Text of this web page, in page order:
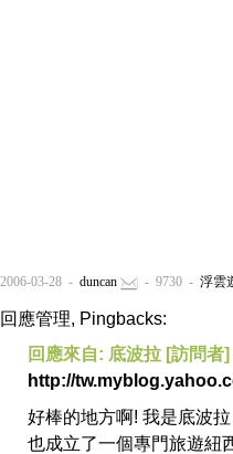
2006-03-28 - duncan - 9730 - 浮雲
回應管理, Pingbacks:
回應來自: 底波拉 [訪問者]
http://
好棒的地方啊! 我是底波
也成立了一個專門旅遊紐